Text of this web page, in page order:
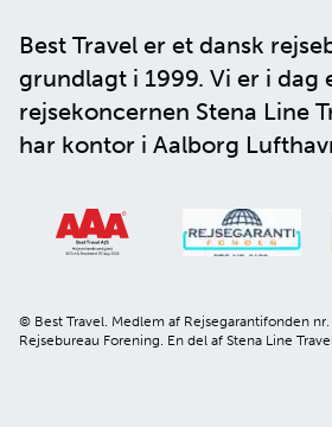
Best Travel er et dansk
grundlagt i 1999. Vi er i dag
rejsekoncernen Stena Line
har kontor i Aalborg
© Best Travel. Medlem af Rejsegarantifonden
Rejsebureau Forening. En del af Stena Line